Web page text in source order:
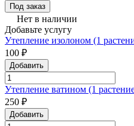
Под заказ
Нет в наличии
Добавьте услугу
Утепление изолоном (1
100 ₽
Добавить
Утепление ватином (1
250 ₽
Добавить